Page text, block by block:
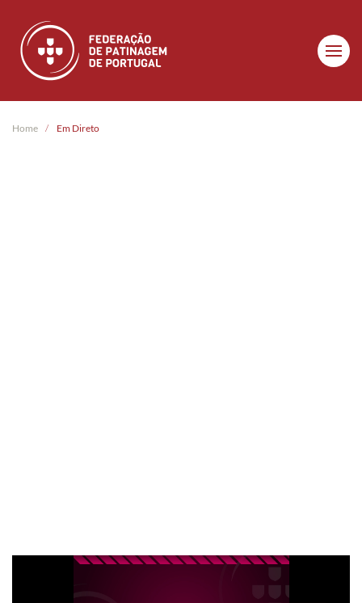
Skip to main content
Home Em Direto